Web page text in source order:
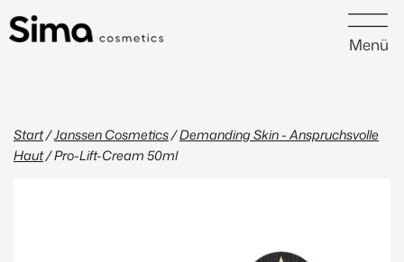
Menü
Start/Janssen Cosmetics/Demanding Skin - Anspruchsvolle
Haut/ Pro-Lift-Cream 50ml